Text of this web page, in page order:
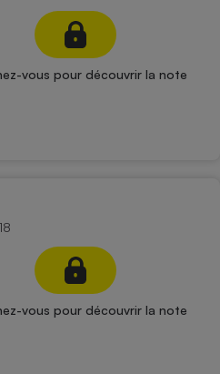
vous pour découvrir la note
vous pour découvrir la note